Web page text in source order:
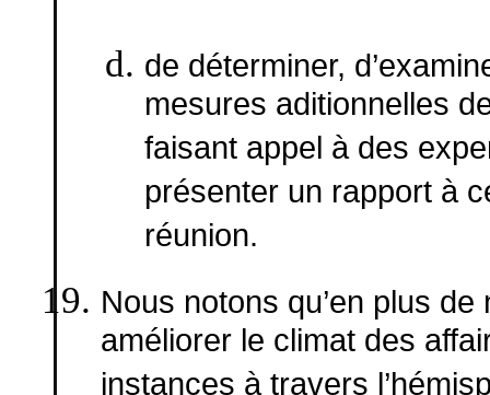
de déterminer,
mesures aditionnelles
faisant appel à des
présenter un rapport à
réunion.
Nous notons qu’en plus
améliorer le climat des